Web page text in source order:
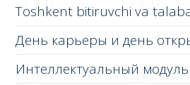
Toshkent bitiruvchi va
День карьеры и день
Интеллектуальный